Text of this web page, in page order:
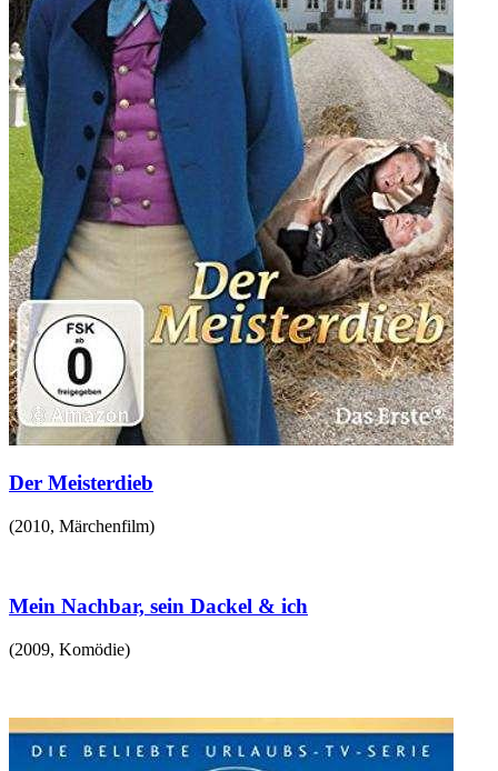
Der Meisterdieb
(2010, Märchenfilm)
Mein Nachbar, sein Dackel & ich
(2009, Komödie)